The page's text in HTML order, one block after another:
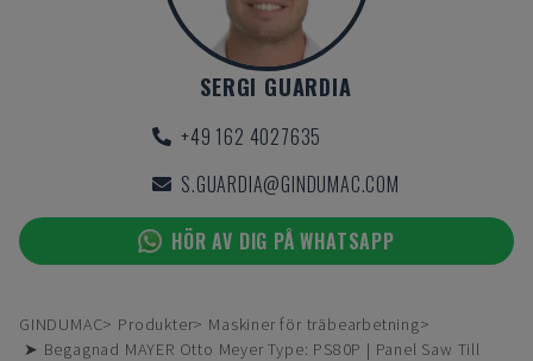
SERGI GUARDIA
+49 162 4027635
S.GUARDIA@GINDUMAC.COM
HÖR AV DIG PÅ WHATSAPP
GINDUMAC Produkter
Maskiner för träbearbetning
➤ Begagnad MAYER Otto Meyer Type: PS80P | Panel Saw Till